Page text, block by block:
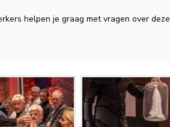
helpen je graag met vragen over deze